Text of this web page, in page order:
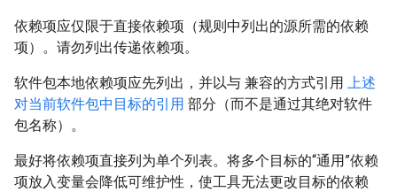
依赖项应仅限于直接依赖项（规则中列出的源所需的依赖
项）。请勿列出传递依赖项。
软件包本地依赖项应先列出，并以与 兼容的方式引用 上述
对当前软件包中目标的引用 部分（而不是通过其绝对软件
包名称）。
最好将依赖项直接列为单个列表。将多个目标的“通用”依赖
项放入变量会降低可维护性，使工具无法更改目标的依赖